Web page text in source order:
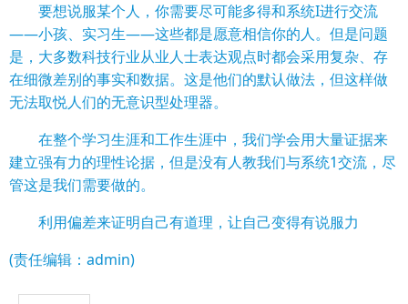
要想说服某个人，你需要尽可能多得和系统I进行交流
——小孩、实习生——这些都是愿意相信你的人。但是问题
是，大多数科技行业从业人士表达观点时都会采用复杂、存
在细微差别的事实和数据。这是他们的默认做法，但这样做
无法取悦人们的无意识型处理器。
在整个学习生涯和工作生涯中，我们学会用大量证据来
建立强有力的理性论据，但是没有人教我们与系统1交流，尽
管这是我们需要做的。
利用偏差来证明自己有道理，让自己变得有说服力
(责任编辑：admin)